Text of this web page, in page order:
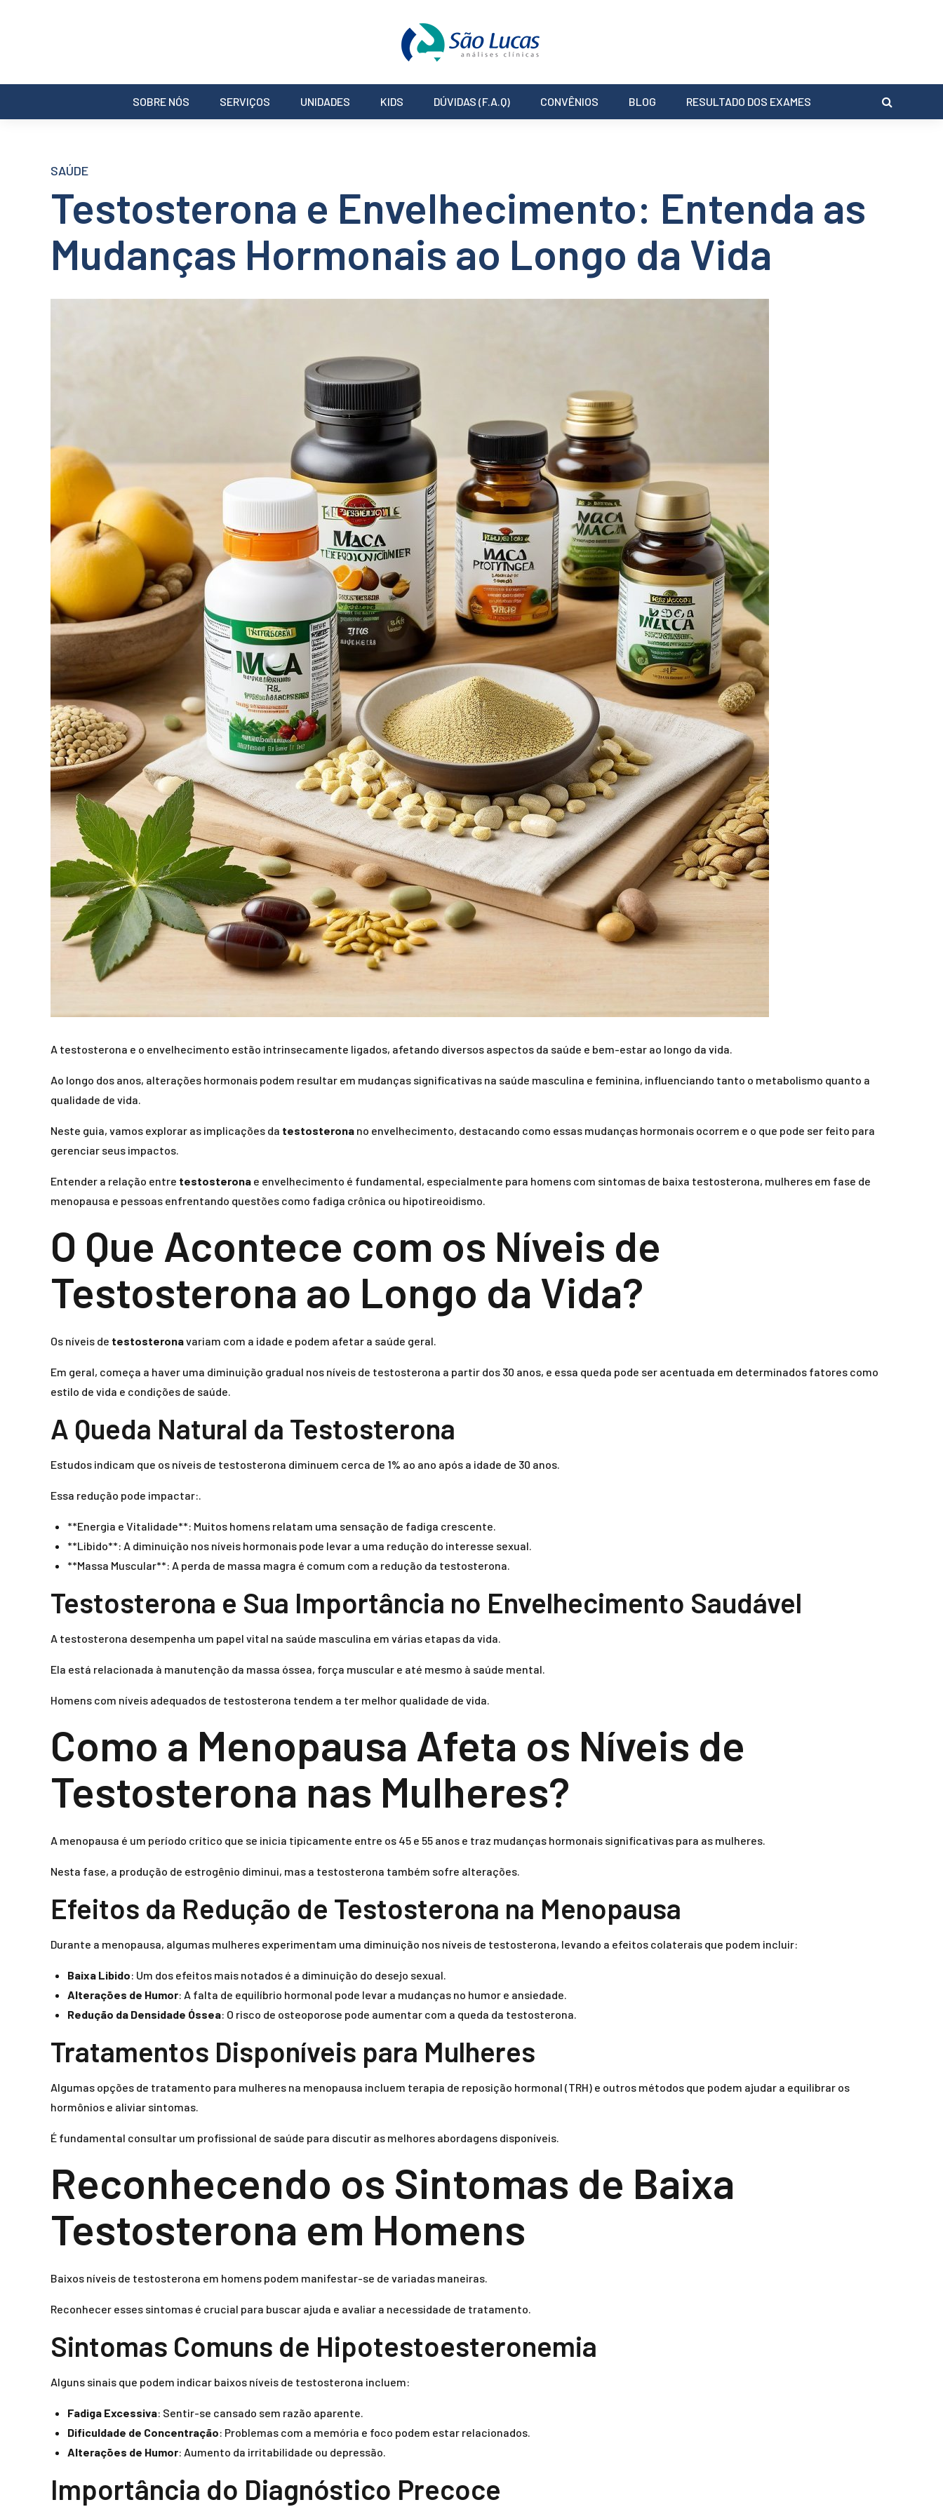
SOBRE NÓS SERVIÇOS UNIDADES KIDS DÚVIDAS (F.A.Q) CONVÊNIOS BLOG RESULTADO DOS EXAMES
SAÚDE
Testosterona e Envelhecimento: Entenda as
Mudanças Hormonais ao Longo da Vida
A testosterona e o envelhecimento estão intrinsecamente ligados, afetando diversos aspectos da saúde e bem-estar ao longo da vida.
Ao longo dos anos, alterações hormonais podem resultar em mudanças significativas na saúde masculina e feminina, influenciando tanto o metabolismo quanto a
qualidade de vida.
Neste guia, vamos explorar as implicações da testosterona no envelhecimento, destacando como essas mudanças hormonais ocorrem e o que pode ser feito para
gerenciar seus impactos.
Entender a relação entre testosterona e envelhecimento é fundamental, especialmente para homens com sintomas de baixa testosterona, mulheres em fase de
menopausa e pessoas enfrentando questões como fadiga crônica ou hipotireoidismo.
O Que Acontece com os Níveis de
Testosterona ao Longo da Vida?
Os níveis de testosteronavariam com a idade e podem afetar a saúde geral.
Em geral, começa a haver uma diminuição gradual nos níveis de testosterona a partir dos 30 anos, e essa queda pode ser acentuada em determinados fatores como
estilo de vida e condições de saúde.
A Queda Natural da Testosterona
Estudos indicam que os níveis de testosterona diminuem cerca de 1% ao ano após a idade de 30 anos.
Essa redução pode impactar:.
**Energia e Vitalidade**: Muitos homens relatam uma sensação de fadiga crescente.
**Libido**: A diminuição nos níveis hormonais pode levar a uma redução do interesse sexual.
**Massa Muscular**: A perda de massa magra é comum com a redução da testosterona.
Testosterona e Sua Importância no Envelhecimento Saudável
A testosterona desempenha um papel vital na saúde masculina em várias etapas da vida.
Ela está relacionada à manutenção da massa óssea, força muscular e até mesmo à saúde mental.
Homens com níveis adequados de testosterona tendem a ter melhor qualidade de vida.
Como a Menopausa Afeta os Níveis de
Testosterona nas Mulheres?
A menopausa é um período crítico que se inicia tipicamente entre os 45 e 55 anos e traz mudanças hormonais significativas para as mulheres.
Nesta fase, a produção de estrogênio diminui, mas a testosterona também sofre alterações.
Efeitos da Redução de Testosterona na Menopausa
Durante a menopausa, algumas mulheres experimentam uma diminuição nos níveis de testosterona, levando a efeitos colaterais que podem incluir:
Baixa Libido: Um dos efeitos mais notados é a diminuição do desejo sexual.
Alterações de Humor: A falta de equilíbrio hormonal pode levar a mudanças no humor e ansiedade.
Redução da Densidade Óssea: O risco de osteoporose pode aumentar com a queda da testosterona.
Tratamentos Disponíveis para Mulheres
Algumas opções de tratamento para mulheres na menopausa incluem terapia de reposição hormonal (TRH) e outros métodos que podem ajudar a equilibrar os
hormônios e aliviar sintomas.
É fundamental consultar um profissional de saúde para discutir as melhores abordagens disponíveis.
Reconhecendo os Sintomas de Baixa
Testosterona em Homens
Baixos níveis de testosterona em homens podem manifestar-se de variadas maneiras.
Reconhecer esses sintomas é crucial para buscar ajuda e avaliar a necessidade de tratamento.
Sintomas Comuns de Hipotestoesteronemia
Alguns sinais que podem indicar baixos níveis de testosterona incluem:
Fadiga Excessiva: Sentir-se cansado sem razão aparente.
Dificuldade de Concentração: Problemas com a memória e foco podem estar relacionados.
Alterações de Humor: Aumento da irritabilidade ou depressão.
Importância do Diagnóstico Precoce